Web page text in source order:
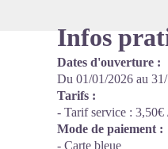
Infos
Dates d'ouverture :
Du 01/01/2026 au
Tarifs :
- Tarif service : 3,50€
Mode de paiement :
- Carte bleue